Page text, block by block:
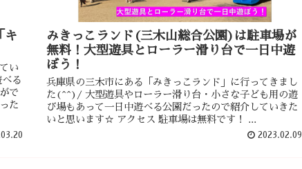
キ
い
る
で
た
みきっこランド(三木山総合公園)は駐車場が
無料！大型遊具とローラー滑り台で一日中遊
ぼう！
兵庫県の三木市にある「みきっこランド」に行ってきまし
た(^^)/ 大型遊具やローラー滑り台・小さな子ども用の遊
び場もあって一日中遊べる公園だったので紹介していきた
いと思います☆ アクセス 駐車場は無料です！ ...
2023.02.09